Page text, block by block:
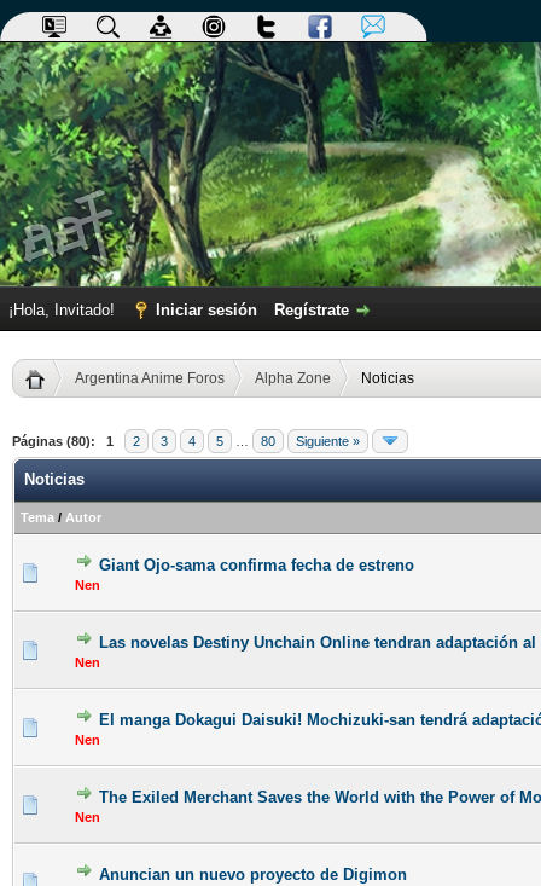
¡Hola, Invitado! Iniciar sesión Regístrate
Argentina Anime Foros Alpha Zone Noticias
Páginas (80): 1 2 3 4 5 80 Siguiente »
Noticias
Tema / Autor
Giant Ojo-sama confirma fecha de estreno
Nen
Las novelas Destiny Unchain Online tendran adaptación al
Nen
El manga Dokagui Daisuki! Mochizuki-san tendrá
Nen
The Exiled Merchant Saves the World with the Power of
Nen
Anuncian un nuevo proyecto de Digimon